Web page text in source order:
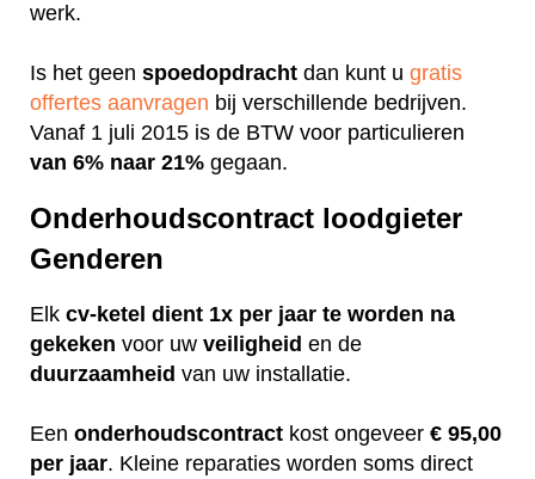
werk.
Is het geen spoedopdracht dan kunt u gratis
offertes aanvragen bij verschillende bedrijven.
Vanaf 1 juli 2015 is de BTW voor particulieren
van 6% naar 21% gegaan.
Onderhoudscontract loodgieter
Genderen
Elk cv-ketel dient 1x per jaar te worden na
gekeken voor uw veiligheid en de
duurzaamheid van uw installatie.
Een onderhoudscontract kost ongeveer € 95,00
per jaar. Kleine reparaties worden soms direct